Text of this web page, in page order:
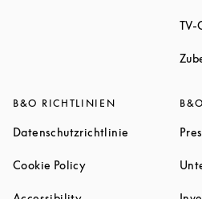
TV-
B&O RICHTLINIEN
Datenschutzrichtlinie Link Opens in
Cookie PolicyLink Opens in New